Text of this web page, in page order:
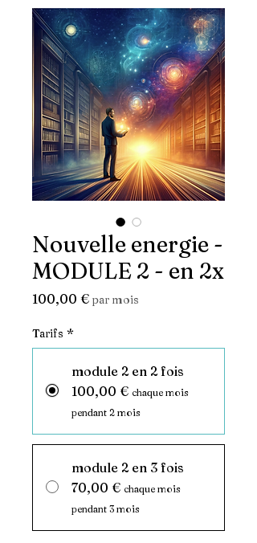
Nouvelle energie -
MODULE 2 - en 2x
100,00 €Prix
par mois
Tarifs *
module 2 en 2 fois
100,00 € chaque mois
pendant 2 mois
module 2 en 3 fois
70,00 € chaque mois
pendant 3 mois